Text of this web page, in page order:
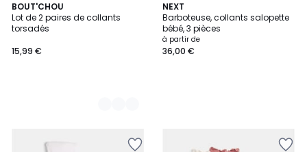
BOUT'CHOU
Lot de 2 paires de collants
torsadés
15,99 €
2
Couleurs
NEXT
Barboteuse, collants salopette
bébé, 3 pièces
à partir de
36,00 €